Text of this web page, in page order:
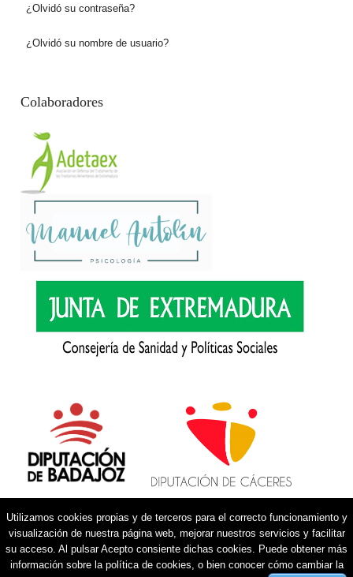
¿Olvidó su contraseña?
¿Olvidó su nombre de usuario?
Colaboradores
Utilizamos cookies propias y de terceros para el correcto funcionamiento y
visualización de nuestra página web, mejorar nuestros servicios y facilitar
su acceso. Al pulsar Acepto consiente dichas cookies. Puede obtener más
información sobre la política de cookies, o bien conocer cómo cambiar la